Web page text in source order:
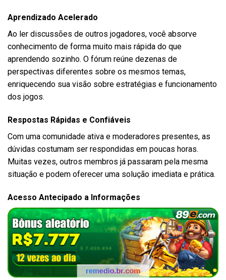
Aprendizado Acelerado
Ao ler discussões de outros jogadores, você absorve
conhecimento de forma muito mais rápida do que
aprendendo sozinho. O fórum reúne dezenas de
perspectivas diferentes sobre os mesmos temas,
enriquecendo sua visão sobre estratégias e funcionamento
dos jogos.
Respostas Rápidas e Confiáveis
Com uma comunidade ativa e moderadores presentes, as
dúvidas costumam ser respondidas em poucas horas.
Muitas vezes, outros membros já passaram pela mesma
situação e podem oferecer uma solução imediata e prática.
Acesso Antecipado a Informações